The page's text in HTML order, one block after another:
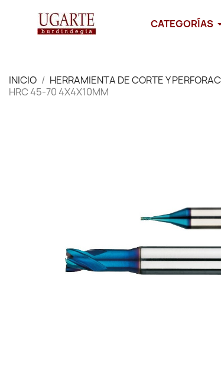
CATEGORÍAS
INICIO HERRAMIENTA DE CORTE Y
HRC 45-70 4X4X10MM